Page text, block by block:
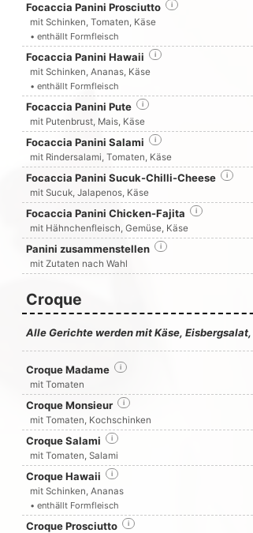
Focaccia Panini Prosciutto i
mit Schinken, Tomaten, Käse
• enthällt Formfleisch
Focaccia Panini Hawaii i
mit Schinken, Ananas, Käse
• enthällt Formfleisch
Focaccia Panini Pute i
mit Putenbrust, Mais, Käse
Focaccia Panini Salami i
mit Rindersalami, Tomaten, Käse
Focaccia Panini Sucuk-Chilli-Cheese i
mit Sucuk, Jalapenos, Käse
Focaccia Panini Chicken-Fajita i
mit Hähnchenfleisch, Gemüse, Käse
Panini zusammenstellen i
mit Zutaten nach Wahl
Croque
Alle Gerichte werden mit Käse,
Croque Madame i
mit Tomaten
Croque Monsieur i
mit Tomaten, Kochschinken
Croque Salami i
mit Tomaten, Salami
Croque Hawaii i
mit Schinken, Ananas
• enthällt Formfleisch
Croque Prosciutto i